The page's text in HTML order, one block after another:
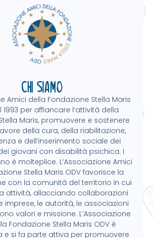
Chi siamo
Amici della Fondazione Stella Maris
1993 per affiancare l’attività della
Maris, promuovere e sostenere
della cura, della riabilitazione,
e dell’inserimento sociale dei
giovani con disabilità psichica. I
è molteplice. L’Associazione Amici
Stella Maris ODV favorisce la
con la comunità del territorio in cui
attività, allacciando collaborazioni
imprese, le autorità, le associazioni
valori e missione. L’Associazione
Fondazione Stella Maris ODV è
e si fa parte attiva per promuovere